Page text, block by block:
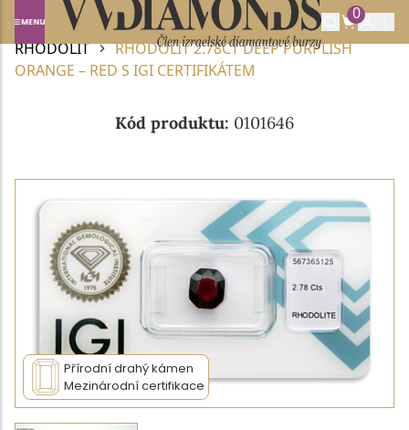
0
Domů
DRAHOKAMY A POLODRAHOKAMY
RHODOLIT
RHODOLIT 2.78CT DEEP PURPLISH
ORANGE – RED S IGI CERTIFIKÁTEM
Kód produktu: 0101646
Přírodní drahý kámen
Mezinárodní certifikace